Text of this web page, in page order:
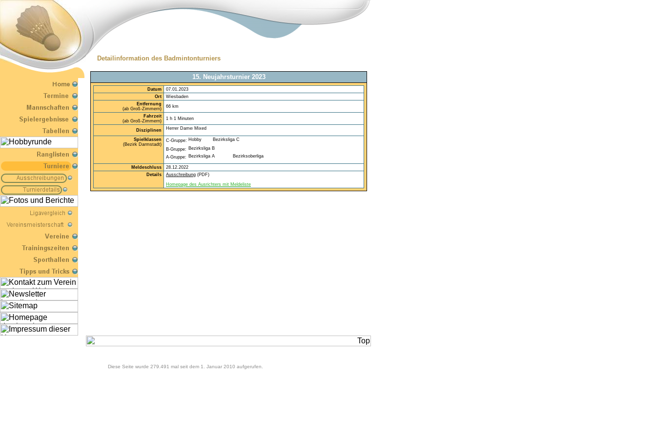
Detailinformation des Badmintonturniers
15. Neujahrsturnier 2023
Datum
07.01.2023
Ort
Wiesbaden
Entfernung
(ab Groß-Zimmern)
66 km
Fahrzeit
(ab Groß-Zimmern)
1 h 1 Minuten
Disziplinen
Spielklassen
(Bezirk Darmstadt)
C-Gruppe:
B-Gruppe:
A-Gruppe:
Meldeschluss
28.12.2022
Details
Ausschreibung (PDF)
Homepage des Ausrichters mit Meldeliste
Diese Seite wurde 279.491 mal seit dem 1. Januar 2010 aufgerufen.